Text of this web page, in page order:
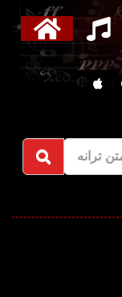
ترانه